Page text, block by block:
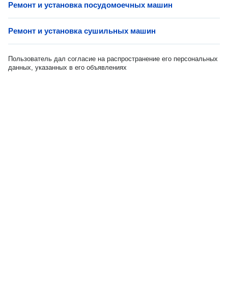
Ремонт и установка посудомоечных машин
Ремонт и установка сушильных машин
Пользователь дал согласие на распространение его персональных
данных, указанных в его объявлениях